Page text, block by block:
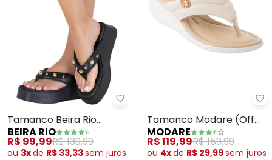
Beira Rio - Tamanco Beira Rio
Tamanco Beira Rio
(Preto) em Sintético
BEIRA RIO
R$ 99,99R$ 139,99
ou 3xde R$ 33,33sem juros
Tamanco Modare (Off
White) em Sintético
MODARE
R$ 119,99R$ 159,99
ou 4xde R$ 29,99sem juros